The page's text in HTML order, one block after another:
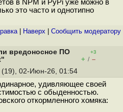
в NPM и PyPi уже можно в
это часто и однотипно
| Наверх Cообщить модератору
вредоносное ПО
+3
+ / –
(19), 02-Июн-26, 01:54
удивляющее своей
с обыденностью.
откормленного хомяка: